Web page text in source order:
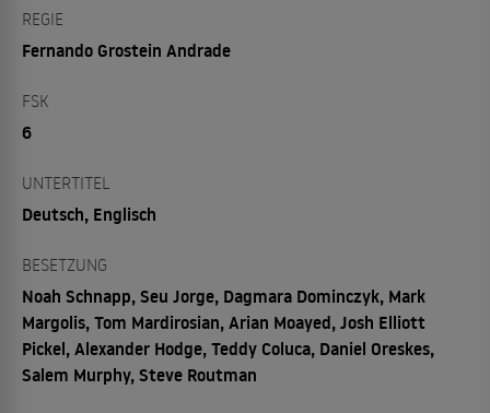
REGIE
Fernando Grostein Andrade
FSK
6
UNTERTITEL
Deutsch, Englisch
BESETZUNG
Noah Schnapp, Seu Jorge, Dagmara Dominczyk, Mark
Margolis, Tom Mardirosian, Arian Moayed, Josh Elliott
Pickel, Alexander Hodge, Teddy Coluca, Daniel Oreskes,
Salem Murphy, Steve Routman